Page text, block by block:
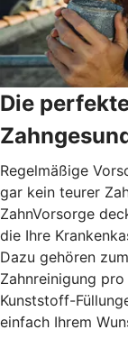
Die
Regelmäßige
gar kein teurer
ZahnVorsorge
die Ihre
Dazu gehören
Zahnreinigung
Kunststoff-
einfach Ihrem